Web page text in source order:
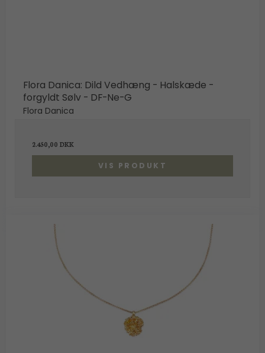
Flora Danica: Dild Vedhæng - Halskæde -
forgyldt Sølv - DF-Ne-G
Flora Danica
2.450,00 DKK
VIS PRODUKT